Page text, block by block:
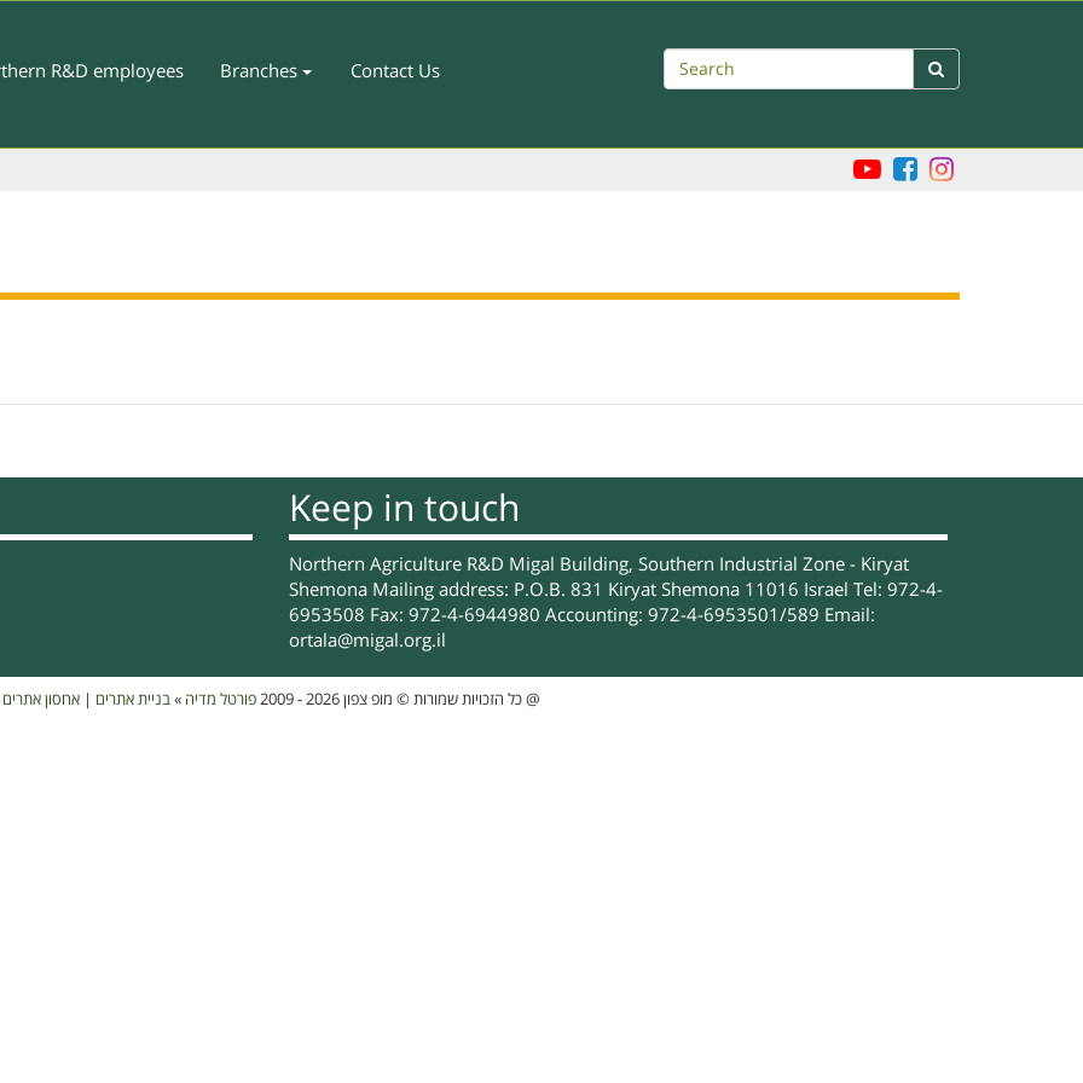
R&D employees Branches Contact Us Search 
Keep in touch
Northern Agriculture R&D Migal Building, Southern Industrial Zone - Kiryat
Shemona Mailing address: P.O.B. 831 Kiryat Shemona 11016 Israel Tel: 972-4-
6953508 Fax: 972-4-6944980 Accounting: 972-4-6953501/589 Email:
ortala@migal.org.il
כל הזכויות שמורות © מופ צפון 2026 - 2009 פורטל מדיה »בניית אתרים |אחסון אתרים @